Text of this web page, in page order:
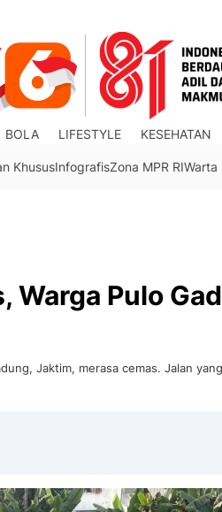
BOLA LIFESTYLE KESEHATAN
KhususInfografisZona MPR RIWarta
Warga Pulo
Jaktim, merasa cemas. Jalan